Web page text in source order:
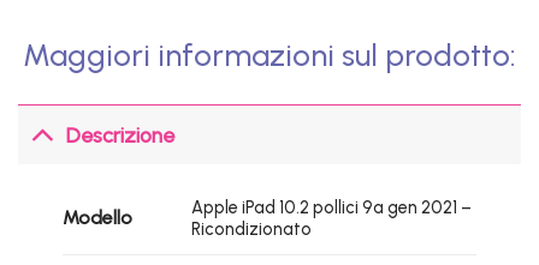
Maggiori informazioni sul prodotto:
Descrizione
Modello
Apple iPad 10.2 pollici 9a gen 2021 –
Ricondizionato